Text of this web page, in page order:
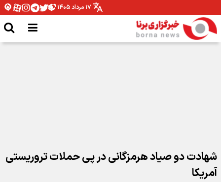
۱۷ مرداد ۱۴۰۵
شهادت دو صیاد هرمزگانی در پی حملات تروریستی
آمریکا